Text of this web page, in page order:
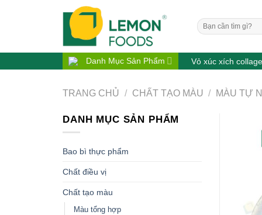
Tìm
kiếm:
Danh Mục Sản Phẩm Vỏ xúc xích
TRANG CHỦ / CHẤT TẠO MÀU / MÀU TỰ
DANH MỤC SẢN PHẨM
Bao bì thực phẩm
Chất điều vị
Chất tạo màu
Màu tổng hợp